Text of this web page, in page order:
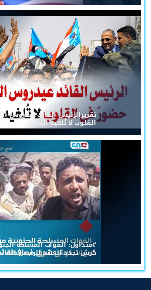
تقريرالرئيس القائد عيدروس
القلوب لا تُلغيه الحملات
#متداول: القوات المسلحة
كرش تجدد العهد للرئيس